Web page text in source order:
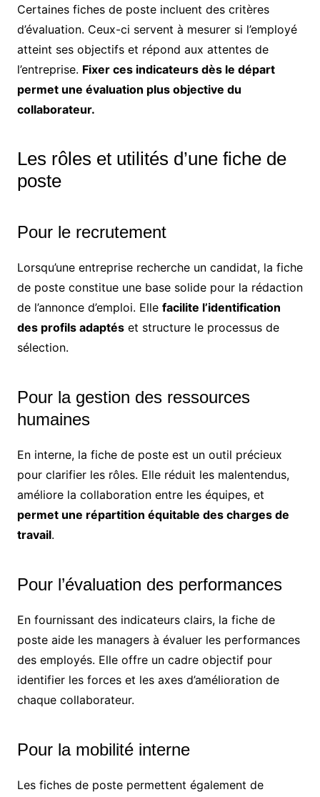
Certaines fiches de poste incluent des critères
d’évaluation. Ceux-ci servent à mesurer si l’employé
atteint ses objectifs et répond aux attentes de
l’entreprise. Fixer ces indicateurs dès le départ
permet une évaluation plus objective du
collaborateur.
Les rôles et utilités d’une fiche de
poste
Pour le recrutement
Lorsqu’une entreprise recherche un candidat, la fiche
de poste constitue une base solide pour la rédaction
de l’annonce d’emploi. Elle facilite l’identification
des profils adaptéset structure le processus de
sélection.
Pour la gestion des ressources
humaines
En interne, la fiche de poste est un outil précieux
pour clarifier les rôles. Elle réduit les malentendus,
améliore la collaboration entre les équipes, et
permet une répartition équitable des charges de
travail.
Pour l’évaluation des performances
En fournissant des indicateurs clairs, la fiche de
poste aide les managers à évaluer les performances
des employés. Elle offre un cadre objectif pour
identifier les forces et les axes d’amélioration de
chaque collaborateur.
Pour la mobilité interne
Les fiches de poste permettent également de